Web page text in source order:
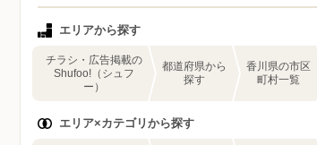
エリアから探す
チラシ・広告掲載の
Shufoo!（シュフ
ー）
都道府県から
探す
香川県の市区
町村一覧
エリア×カテゴリから探す